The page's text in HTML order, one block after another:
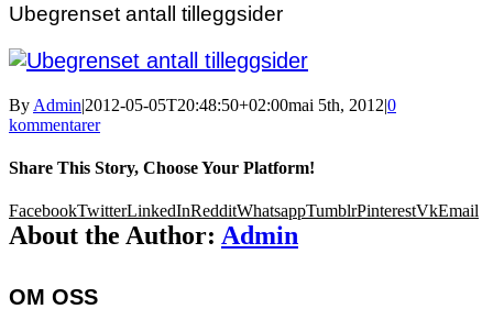
Ubegrenset antall tilleggsider
By Admin|2012-05-05T20:48:50+02:00mai 5th, 2012|0
kommentarer
Share This Story, Choose Your Platform!
FacebookTwitterLinkedInRedditWhatsappTumblrPinterestVkEmail
About the Author: Admin
OM OSS